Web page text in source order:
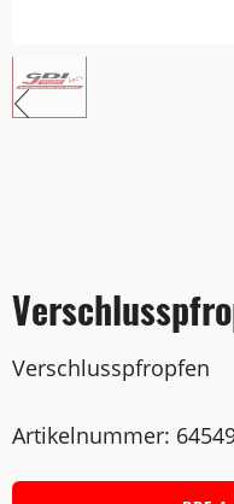
Verschlusspfropfen
Artikelnummer: